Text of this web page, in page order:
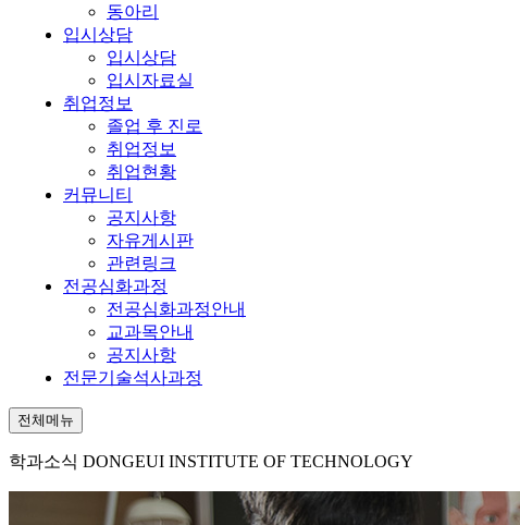
동아리
입시상담
입시상담
입시자료실
취업정보
졸업 후 진로
취업정보
취업현황
커뮤니티
공지사항
자유게시판
관련링크
전공심화과정
전공심화과정안내
교과목안내
공지사항
전문기술석사과정
전체메뉴
학과소식 DONGEUI INSTITUTE OF TECHNOLOGY